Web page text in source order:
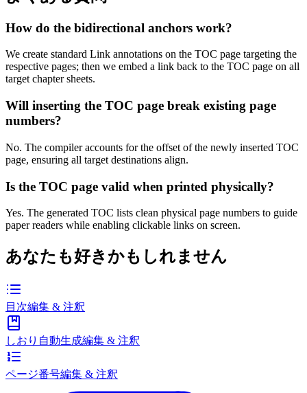
How do the bidirectional anchors work?
We create standard Link annotations on the TOC page targeting the
respective pages; then we embed a link back to the TOC page on all
target chapter sheets.
Will inserting the TOC page break existing page
numbers?
No. The compiler accounts for the offset of the newly inserted TOC
page, ensuring all target destinations align.
Is the TOC page valid when printed physically?
Yes. The generated TOC lists clean physical page numbers to guide
paper readers while enabling clickable links on screen.
あなたも好きかもしれません
目次編集 & 注釈
しおり自動生成編集 & 注釈
ページ番号編集 & 注釈